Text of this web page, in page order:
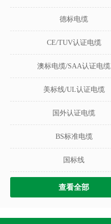
德标电缆
CE/TUV认证电缆
澳标电缆/SAA认证电缆
美标线/UL认证电缆
国外认证电缆
BS标准电缆
国标线
查看全部